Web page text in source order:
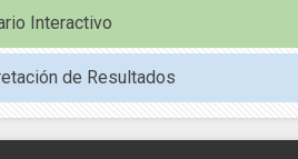
Interactivo
de Resultados